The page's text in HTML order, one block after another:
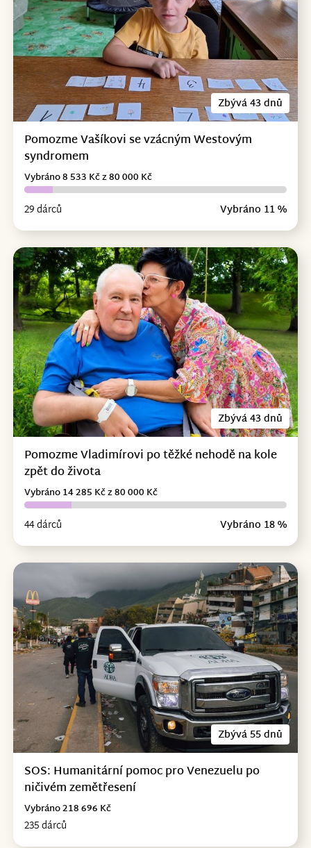
Zbývá 43 dnů
Pomozme Vašíkovi se vzácným Westovým
syndromem
29 dárců Vybráno 11 %
Vybráno 8 533 Kč z 80 000 Kč
Zbývá 43 dnů
Pomozme Vladimírovi po těžké nehodě na kole
zpět do života
44 dárců Vybráno 18 %
Vybráno 14 285 Kč z 80 000 Kč
Zbývá 55 dnů
SOS: Humanitární pomoc pro Venezuelu po
ničivém zemětřesení
235 dárců
Vybráno 218 696 Kč